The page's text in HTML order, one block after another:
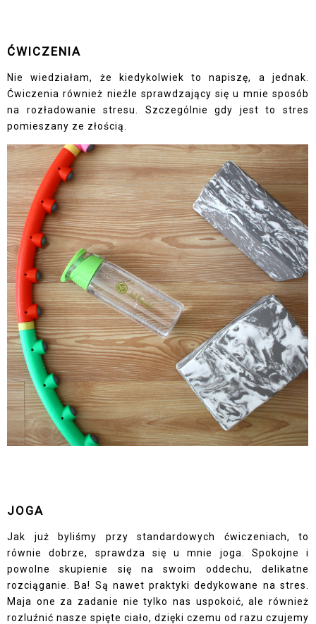
ĆWICZENIA
Nie wiedziałam, że kiedykolwiek to napiszę, a jednak.
Ćwiczenia również nieźle sprawdzający się u mnie sposób
na rozładowanie stresu. Szczególnie gdy jest to stres
pomieszany ze złością.
JOGA
Jak już byliśmy przy standardowych ćwiczeniach, to
równie dobrze, sprawdza się u mnie joga. Spokojne i
powolne skupienie się na swoim oddechu, delikatne
rozciąganie. Ba! Są nawet praktyki dedykowane na stres.
Maja one za zadanie nie tylko nas uspokoić, ale również
rozluźnić nasze spięte ciało, dzięki czemu od razu czujemy